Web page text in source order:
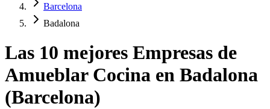
Barcelona
Badalona
Las 10 mejores Empresas de
Amueblar Cocina en Badalona
(Barcelona)